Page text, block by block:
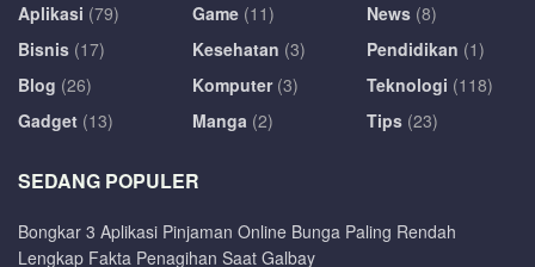
Aplikasi (79)
Bisnis (17)
Blog (26)
Gadget (13)
Game (11)
Kesehatan (3)
Komputer(3)
Manga (2)
News (8)
Pendidikan (1)
Teknologi (118)
Tips (23)
SEDANG POPULER
Bongkar 3 Aplikasi Pinjaman Online Bunga Paling Rendah
Lengkap Fakta Penagihan Saat Galbay